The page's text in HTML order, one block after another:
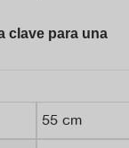
clave para una
55 cm